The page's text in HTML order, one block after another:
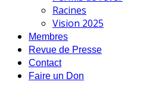
Racines
Vision 2025
Membres
Revue de Presse
Contact
Faire un Don